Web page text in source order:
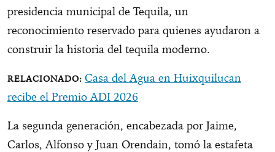
presidencia municipal de Tequila, un
reconocimiento reservado para quienes ayudaron a
construir la historia del tequila moderno.
Casa del Agua en Huixquilucan
recibe el Premio ADI 2026
La segunda generación, encabezada por Jaime,
Carlos, Alfonso y Juan Orendain, tomó la estafeta